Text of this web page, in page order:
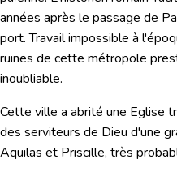
années après le passage de
port. Travail impossible à
ruines de cette métropole
inoubliable.
Cette ville a abrité une Eglise
des serviteurs de Dieu d'une
Aquilas et Priscille, très